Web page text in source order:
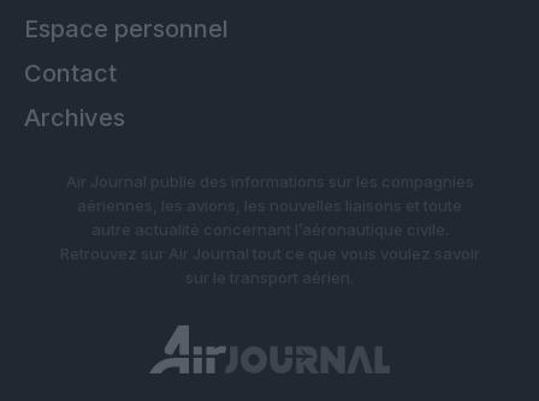
Espace personnel
Contact
Archives